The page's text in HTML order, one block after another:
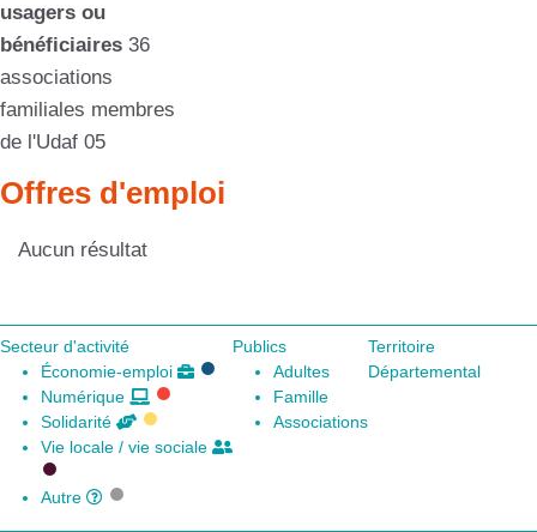
usagers ou
bénéficiaires 36
associations
familiales membres
de l'Udaf 05
Offres d'emploi
Aucun résultat
Secteur d'activité
Économie-emploi
Numérique
Solidarité
Vie locale / vie sociale
Autre
Publics
Adultes
Famille
Associations
Territoire
Départemental